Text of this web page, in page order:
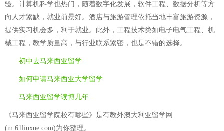
验。计算机科学也热门，随着数字化发展，软件工程、数据分析等方
向人才紧缺，就业前景好。酒店与旅游管理依托当地丰富旅游资源，
提供实习机会多，利于就业。此外，工程技术类如电子电气工程、机
械工程，教学质量高，与行业联系紧密，也是不错的选择。
初中去马来西亚留学
如何申请马来西亚大学留学
马来西亚留学读博几年
《马来西亚留学院校有哪些》是有教外澳大利亚留学网
(m.61liuxue.com)为你整理。